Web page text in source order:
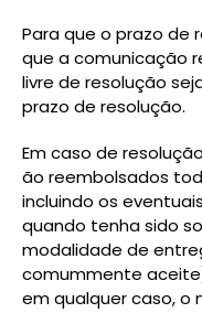
Para que o prazo de
que a comunicação
livre de resolução
prazo de resolução.
Em caso de
ão reembolsados
incluindo os
quando tenha sido
modalidade de
comummente
em qualquer caso, o